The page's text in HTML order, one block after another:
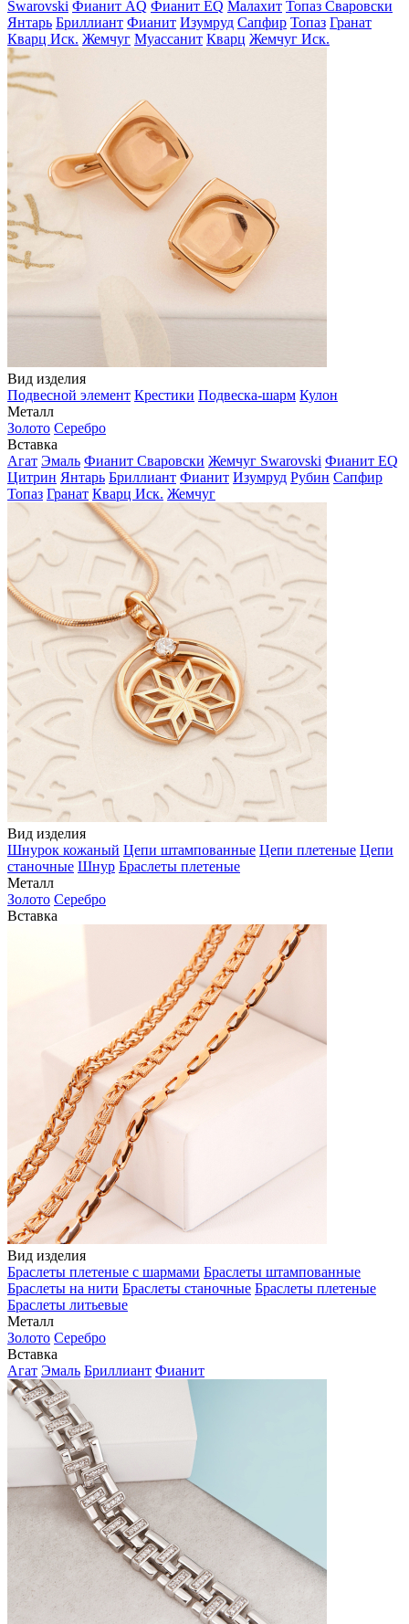
Swarovski Фианит AQ Фианит EQ Малахит Топаз Сваровски
Янтарь Бриллиант Фианит Изумруд Сапфир Топаз Гранат
Кварц Иск. Жемчуг Муассанит Кварц Жемчуг Иск.
Вид изделия
Подвесной элемент Крестики Подвеска-шарм Кулон
Металл
Золото Серебро
Вставка
Агат Эмаль Фианит Сваровски Жемчуг Swarovski Фианит EQ
Цитрин Янтарь Бриллиант Фианит Изумруд Рубин Сапфир
Топаз Гранат Кварц Иск. Жемчуг
Вид изделия
Шнурок кожаный Цепи штампованные Цепи плетеные Цепи
станочные Шнур Браслеты плетеные
Металл
Золото Серебро
Вставка
Вид изделия
Браслеты плетеные с шармами Браслеты штампованные
Браслеты на нити Браслеты станочные Браслеты плетеные
Браслеты литьевые
Металл
Золото Серебро
Вставка
Агат Эмаль Бриллиант Фианит